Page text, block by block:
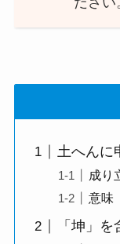
土へんに
成り
意味
「坤」